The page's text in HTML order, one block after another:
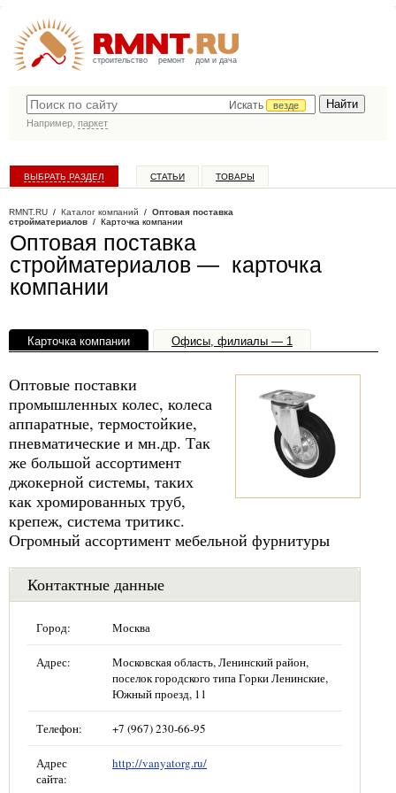
строительство ремонт дом и дача
Искать
везде
Например, паркет
ВЫБРАТЬ РАЗДЕЛ СТАТЬИ ТОВАРЫ
RMNT.RU / Каталог компаний / Оптовая поставка
стройматериалов / Карточка компании
Оптовая поставка
стройматериалов — карточка
компании
Карточка компании Офисы, филиалы — 1
Оптовые поставки
промышленных колес, колеса
аппаратные, термостойкие,
пневматические и мн.др. Так
же большой ассортимент
джокерной системы, таких
как хромированных труб,
крепеж, система тритикс.
Огромный ассортимент мебельной фурнитуры
Контактные данные
Город: Москва
Адрес:
Московская область, Ленинский район,
поселок городского типа Горки Ленинские,
Южный проезд, 11
Телефон: +7 (967) 230-66-95
Адрес
сайта:
http://vanyatorg.ru/